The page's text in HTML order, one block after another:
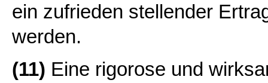
ein zufrieden stellender
werden.
(11) Eine rigorose und